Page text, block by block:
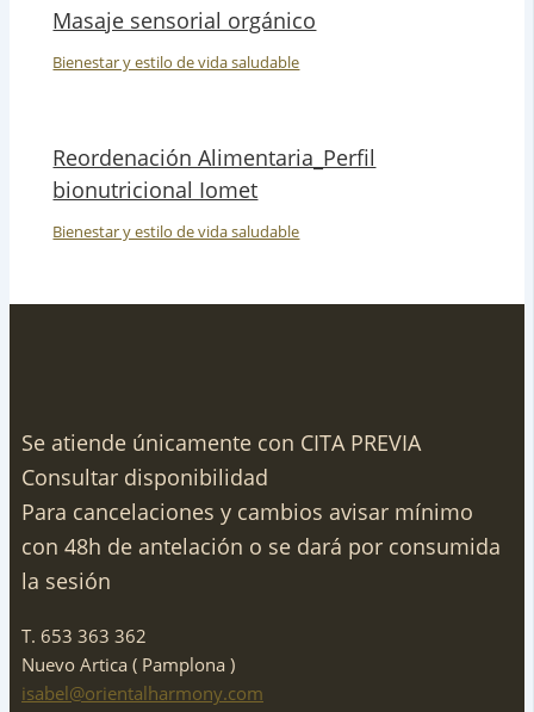
Masaje sensorial orgánico
Bienestar y estilo de vida saludable
Reordenación Alimentaria_Perfil
bionutricional Iomet
Bienestar y estilo de vida saludable
Se atiende únicamente con CITA PREVIA
Consultar disponibilidad
Para cancelaciones y cambios avisar mínimo
con 48h de antelación o se dará por consumida
la sesión
T. 653 363 362
Nuevo Artica ( Pamplona )
isabel@orientalharmony.com